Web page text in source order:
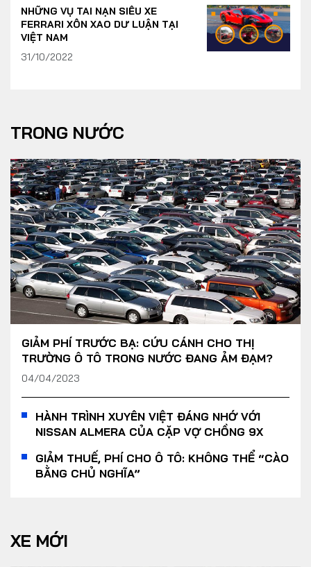
NHỮNG VỤ TAI NẠN SIÊU XE
FERRARI XÔN XAO DƯ LUẬN TẠI
VIỆT NAM
31/10/2022
TRONG NƯỚC
GIẢM PHÍ TRƯỚC BẠ: CỨU CÁNH CHO THỊ
TRƯỜNG Ô TÔ TRONG NƯỚC ĐANG ẢM ĐẠM?
04/04/2023
HÀNH TRÌNH XUYÊN VIỆT ĐÁNG NHỚ VỚI
NISSAN ALMERA CỦA CẶP VỢ CHỒNG 9X
GIẢM THUẾ, PHÍ CHO Ô TÔ: KHÔNG THỂ “CÀO
BẰNG CHỦ NGHĨA”
XE MỚI